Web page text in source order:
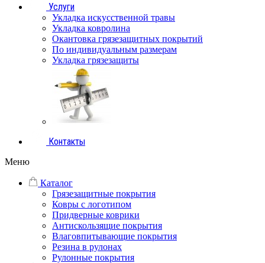
Услуги
Укладка искусственной травы
Укладка ковролина
Окантовка грязезащитных покрытий
По индивидуальным размерам
Укладка грязезащиты
Контакты
Меню
Каталог
Грязезащитные покрытия
Ковры с логотипом
Придверные коврики
Антискользящие покрытия
Влаговпитывающие покрытия
Резина в рулонах
Рулонные покрытия